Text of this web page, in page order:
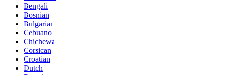
Bengali
Bosnian
Bulgarian
Cebuano
Chichewa
Corsican
Croatian
Dutch